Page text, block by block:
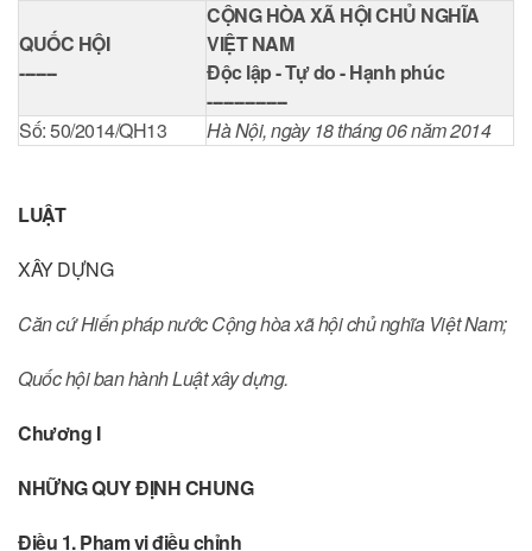
QUỐC HỘI
-------
CỘNG HÒA XÃ HỘI CHỦ NGHĨA
VIỆT NAM
Độc lập - Tự do - Hạnh phúc
---------------
Số: 50/2014/QH13
Hà Nội, ngày 18 tháng 06 năm 2014
LUẬT
XÂY DỰNG
Căn cứ Hiến pháp nước Cộng hòa xã hội chủ nghĩa Việt Nam;
Quốc hội ban hành Luật xây dựng.
Chương I
NHỮNG QUY ĐỊNH CHUNG
Điều 1. Phạm vi điều chỉnh